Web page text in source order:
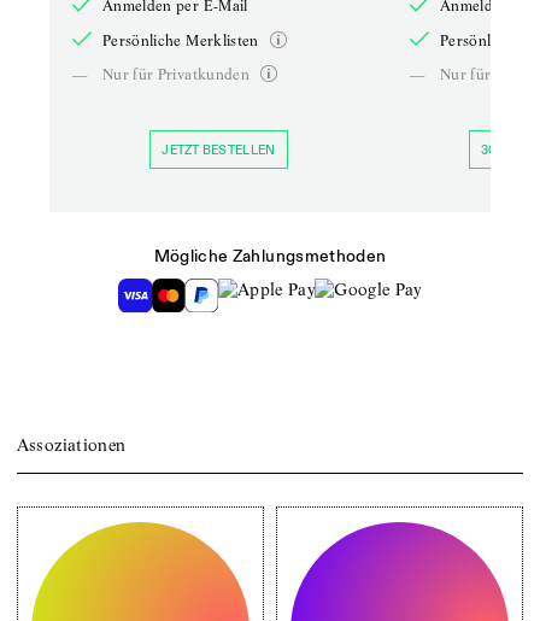
Anmelden per E-Mail
Persönliche Merklisten
—
Nur für Privatkunden
JETZT BESTELLEN
Anmelden
Persönliche
—
Nur für
30 TAGE
Mögliche Zahlungsmethoden
Assoziationen